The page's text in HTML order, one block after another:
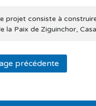
projet consiste à
la Paix de Ziguinchor,
précédente